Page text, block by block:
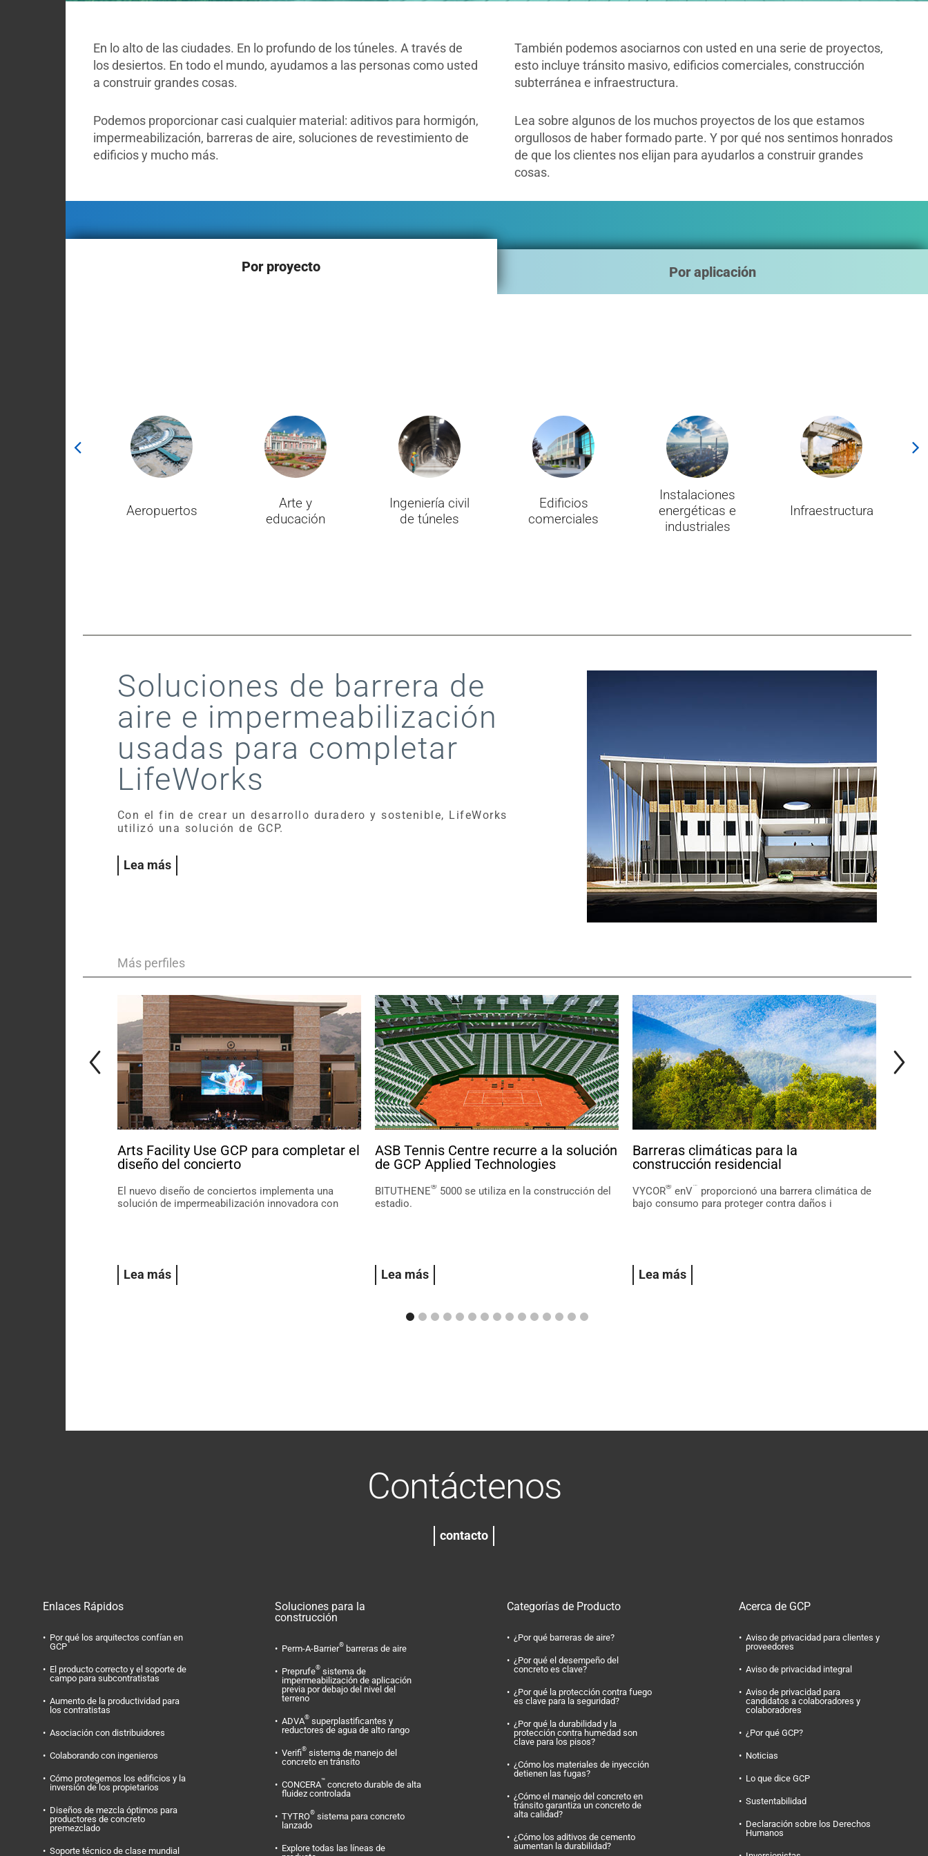
En lo alto de las ciudades. En lo profundo de los túneles. A través de
los desiertos. En todo el mundo, ayudamos a las personas como usted
a construir grandes cosas.
Podemos proporcionar casi cualquier material: aditivos para hormigón,
impermeabilización, barreras de aire, soluciones de revestimiento de
edificios y mucho más.
También podemos asociarnos con usted en una serie de proyectos,
esto incluye tránsito masivo, edificios comerciales, construcción
subterránea e infraestructura.
Lea sobre algunos de los muchos proyectos de los que estamos
orgullosos de haber formado parte. Y por qué nos sentimos honrados
de que los clientes nos elijan para ayudarlos a construir grandes
cosas.
Por proyecto Por aplicación
Aeropuertos
Arte y
educación
Ingeniería civil
de túneles
Edificios
comerciales
Instalaciones
energéticas e
industriales
Infraestructura
Soluciones de barrera de
aire e impermeabilización
usadas para completar
LifeWorks
Con el fin de crear un desarrollo duradero y sostenible, LifeWorks
utilizó una solución de GCP.
Lea más
Más perfiles
Arts Facility Use GCP para completar el
diseño del concierto
El nuevo diseño de conciertos implementa una
solución de impermeabilización innovadora con
Lea más
ASB Tennis Centre recurre a la solución
de GCP Applied Technologies
BITUTHENE® 5000 se utiliza en la construcción del
estadio.
Lea más
Barreras climáticas para la
construcción residencial
VYCOR® enV™ proporcionó una barrera climática de
bajo consumo para proteger contra daños i
Lea más
Contáctenos
contacto
Enlaces Rápidos
Por qué los arquitectos confían en
GCP
El producto correcto y el soporte de
campo para subcontratistas
Aumento de la productividad para
los contratistas
Asociación con distribuidores
Colaborando con ingenieros
Cómo protegemos los edificios y la
inversión de los propietarios
Diseños de mezcla óptimos para
productores de concreto
premezclado
Soporte técnico de clase mundial
Soluciones para la
construcción
Perm-A-Barrier® barreras de aire
Preprufe® sistema de
impermeabilización de aplicación
previa por debajo del nivel del
terreno
ADVA® superplastificantes y
reductores de agua de alto rango
Verifi® sistema de manejo del
concreto en tránsito
CONCERA™ concreto durable de alta
fluidez controlada
TYTRO® sistema para concreto
lanzado
Explore todas las líneas de
Categorías de Producto
¿Por qué barreras de aire?
¿Por qué el desempeño del
concreto es clave?
¿Por qué la protección contra fuego
es clave para la seguridad?
¿Por qué la durabilidad y la
protección contra humedad son
clave para los pisos?
¿Cómo los materiales de inyección
detienen las fugas?
¿Cómo el manejo del concreto en
tránsito garantiza un concreto de
alta calidad?
¿Cómo los aditivos de cemento
aumentan la durabilidad?
Acerca de GCP
Aviso de privacidad para clientes y
proveedores
Aviso de privacidad integral
Aviso de privacidad para
candidatos a colaboradores y
colaboradores
¿Por qué GCP?
Noticias
Lo que dice GCP
Sustentabilidad
Declaración sobre los Derechos
Humanos